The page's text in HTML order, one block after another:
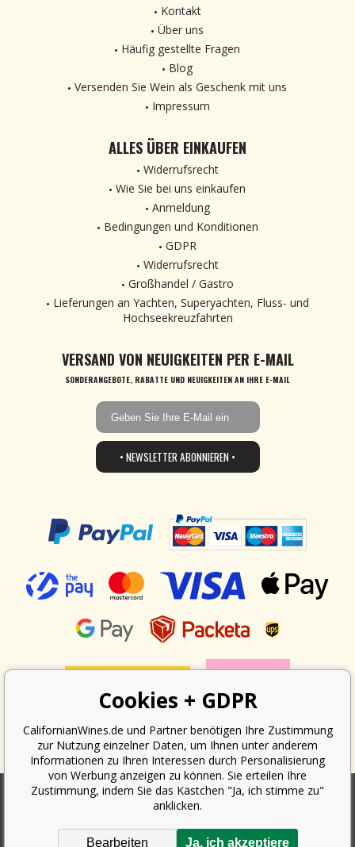
Kontakt
Über uns
Häufig gestellte Fragen
Blog
Versenden Sie Wein als Geschenk mit uns
Impressum
ALLES ÜBER EINKAUFEN
Widerrufsrecht
Wie Sie bei uns einkaufen
Anmeldung
Bedingungen und Konditionen
GDPR
Widerrufsrecht
Großhandel / Gastro
Lieferungen an Yachten, Superyachten, Fluss- und
Hochseekreuzfahrten
VERSAND VON NEUIGKEITEN PER E-MAIL
SONDERANGEBOTE, RABATTE UND NEUIGKEITEN AN IHRE E-MAIL
• NEWSLETTER ABONNIEREN •
verpflichtet, dem Käufer eine Quittung auszustellen. Gleichzeitig ist er
verpflichtet, den erhaltenen Umsatz online beim Finanzamt zu erfassen;
Cookies + GDPR
CalifornianWines.de und Partner benötigen Ihre Zustimmung
zur Nutzung einzelner Daten, um Ihnen unter anderem
Informationen zu Ihren Interessen durch Personalisierung
von Werbung anzeigen zu können. Sie erteilen Ihre
Zustimmung, indem Sie das Kästchen "Ja, ich stimme zu"
anklicken.
Ja, ich akzeptiere
Bearbeiten